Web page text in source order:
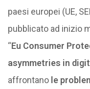
paesi europei (UE,
pubblicato ad inizio
“Eu Consumer
asymmetries in
affrontano le